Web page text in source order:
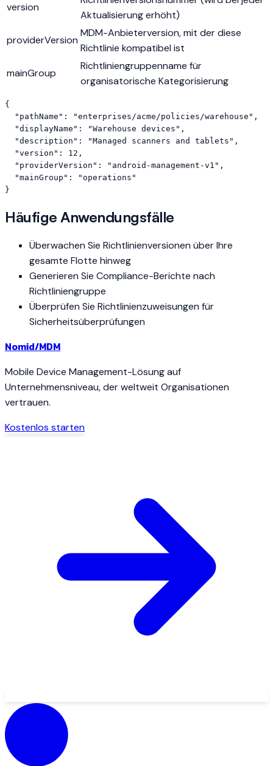
version
Aktualisierung erhöht)
providerVersion
MDM-Anbieterversion, mit der diese
Richtlinie kompatibel ist
mainGroup
Richtliniengruppenname für
organisatorische Kategorisierung
{
  "pathName": "enterprises/acme/policies/warehouse",
  "displayName": "Warehouse devices",
  "description": "Managed scanners and tablets",
  "version": 12,
  "providerVersion": "android-management-v1",
  "mainGroup": "operations"
}
Häufige Anwendungsfälle
Überwachen Sie Richtlinienversionen über Ihre
gesamte Flotte hinweg
Generieren Sie Compliance-Berichte nach
Richtliniengruppe
Überprüfen Sie Richtlinienzuweisungen für
Sicherheitsüberprüfungen
Nomid/MDM
Mobile Device Management-Lösung auf
Unternehmensniveau, der weltweit Organisationen
vertrauen.
Kostenlos starten